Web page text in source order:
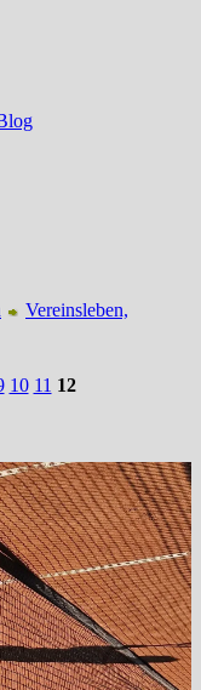
Vereinsleben,
10 11 12